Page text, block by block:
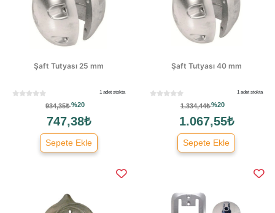
Şaft Tutyası 25 mm
1 adet stokta
934,35₺%20
747,38₺
Sepete Ekle
Şaft Tutyası 40 mm
1 adet stokta
1.334,44₺%20
1.067,55₺
Sepete Ekle